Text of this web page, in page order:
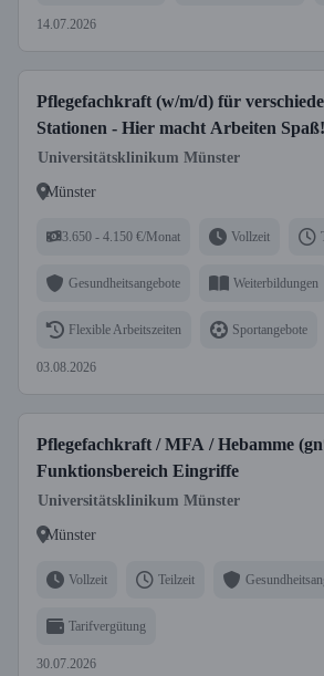
14.07.2026
Pflegefachkraft (w/m/d) für
Stationen - Hier macht Arbeiten Spaß!
Universitätsklinikum Münster
Münster
3.650 - 4.150 €/Monat Vollzeit
Gesundheitsangebote Weiterbildungen
Flexible Arbeitszeiten Sportangebote
03.08.2026
Pflegefachkraft / MFA / Hebamme
Funktionsbereich Eingriffe
Universitätsklinikum Münster
Münster
Vollzeit Teilzeit
Tarifvergütung
30.07.2026